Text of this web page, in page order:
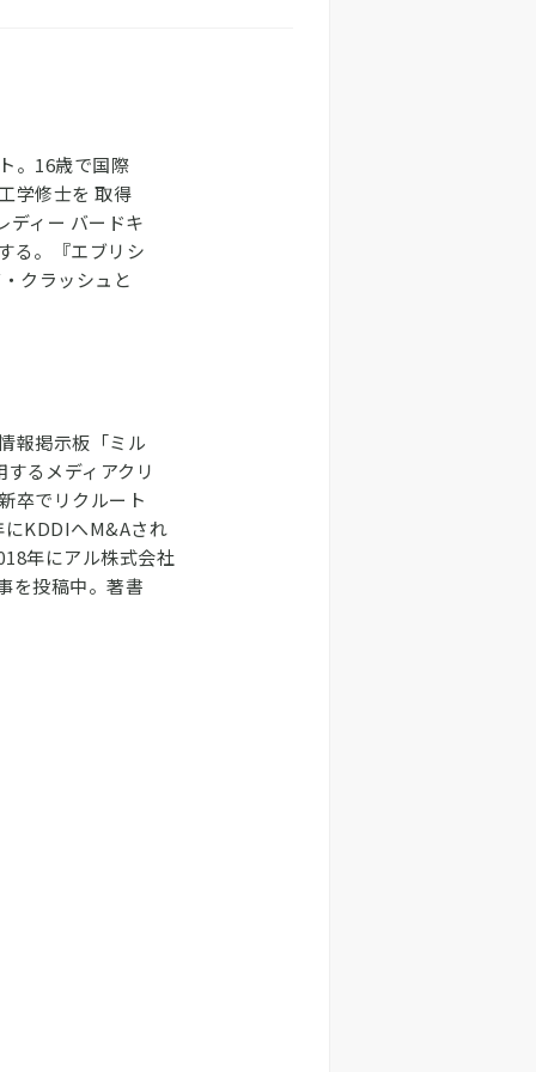
。16歳で国際
学修士を 取得
ディー バードキ
る。『エブリシ
クラッシュと
報掲示板「ミル
るメディアクリ
卒でリクルート
KDDIへM&Aされ
年にアル株式会社
を投稿中。著書